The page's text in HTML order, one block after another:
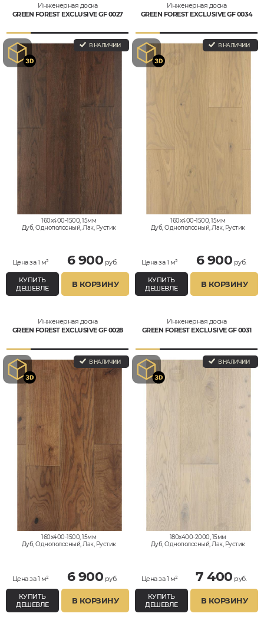
Инженерная доска
GREEN FOREST EXCLUSIVE GF 0027
В НАЛИЧИИ
160x400-1500, 15мм
Дуб, Однополосный, Лак, Рустик
Цена за 1 м² 6 900 руб.
КУПИТЬ
ДЕШЕВЛЕ
В КОРЗИНУ
Инженерная доска
GREEN FOREST EXCLUSIVE GF 0034
В НАЛИЧИИ
160x400-1500, 15мм
Дуб, Однополосный, Лак, Рустик
Цена за 1 м² 6 900 руб.
КУПИТЬ
ДЕШЕВЛЕ
В КОРЗИНУ
Инженерная доска
GREEN FOREST EXCLUSIVE GF 0028
В НАЛИЧИИ
160x400-1500, 15мм
Дуб, Однополосный, Лак, Рустик
Цена за 1 м² 6 900 руб.
КУПИТЬ
ДЕШЕВЛЕ
В КОРЗИНУ
Инженерная доска
GREEN FOREST EXCLUSIVE GF 0031
В НАЛИЧИИ
180x400-2000, 15мм
Дуб, Однополосный, Лак, Рустик
Цена за 1 м² 7 400 руб.
КУПИТЬ
ДЕШЕВЛЕ
В КОРЗИНУ